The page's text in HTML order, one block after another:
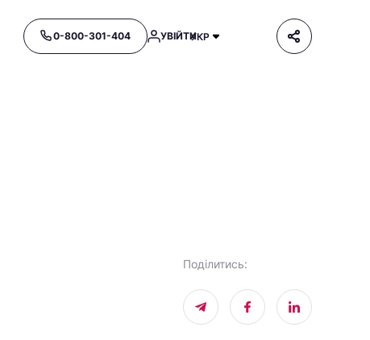
0-800-301-404 УВІЙТИУКР
Поділитись: